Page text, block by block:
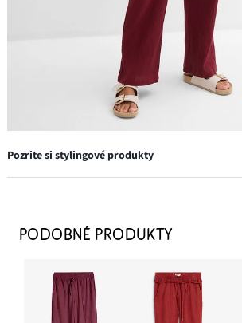
Pozrite si stylingové produkty
7,99 €
Taška Shopper
29,99 €
PODOBNÉ PRODUKTY